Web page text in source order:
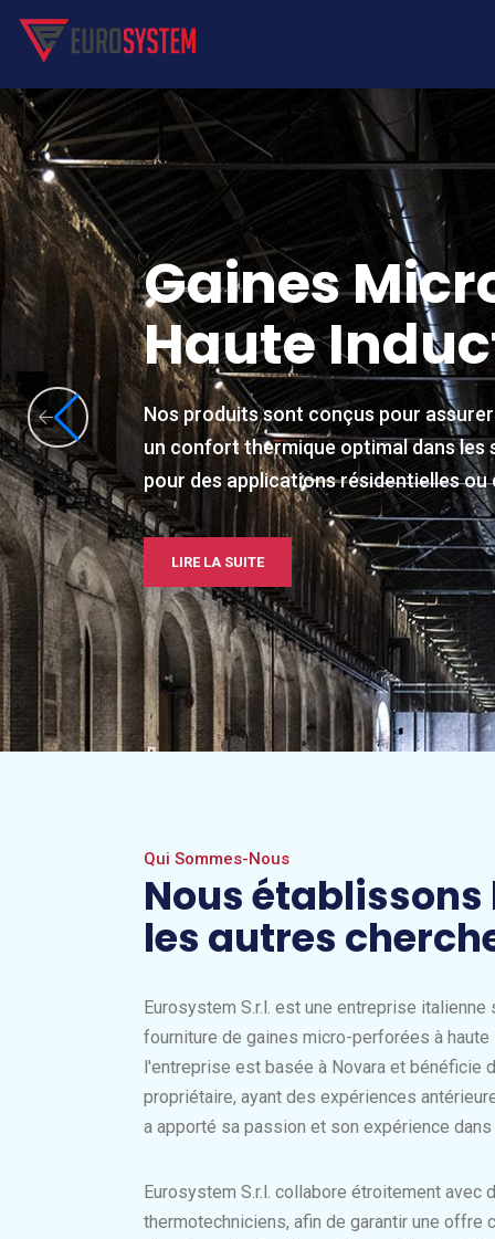
L'analyse fluidodynamique est une méthodologie
fluides en mouvement, utilisée dans de
scientifiques. Grâce à l'analyse fluidodynamique,
compréhension détaillée du comportement des
contextes, améliorant ainsi l'efficacité des
produits et le confort des utilisateurs.
QUI SOMMES-NOUS
Gaines
Haute
Nos produits sont conçus pour
un confort thermique optimal dans
pour des applications résidentielles ou
LIRE LA SUITE
L'analyse fluidodynamique
fluides en mouvement,
scientifiques. Grâce à
compréhension détaillée
contextes, améliorant ainsi
produits et le confort des
QUI SOMMES-NOUS
Qui Sommes-Nous
Nous
les autres
Eurosystem S.r.l. est une entreprise
fourniture de gaines micro-perforées à
l'entreprise est basée à Novara et bénéficie
propriétaire, ayant des expériences
a apporté sa passion et son expérience
Eurosystem S.r.l. collabore étroitement
thermotechniciens, afin de garantir une